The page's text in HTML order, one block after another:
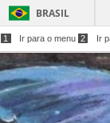
BRASIL
1 Ir para o menu 2 Ir